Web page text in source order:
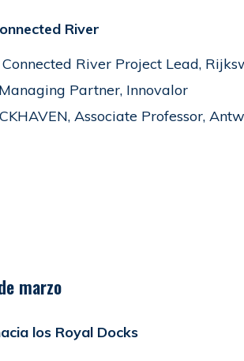
River
Connected River Project Lead,
Partner, Innovalor
Associate Professor,
marzo
los Royal Docks